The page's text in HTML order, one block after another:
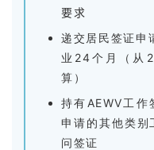
要求
递交居民签证申
业24个月（从
算）
持有AEWV工
申请的其他类别
问签证